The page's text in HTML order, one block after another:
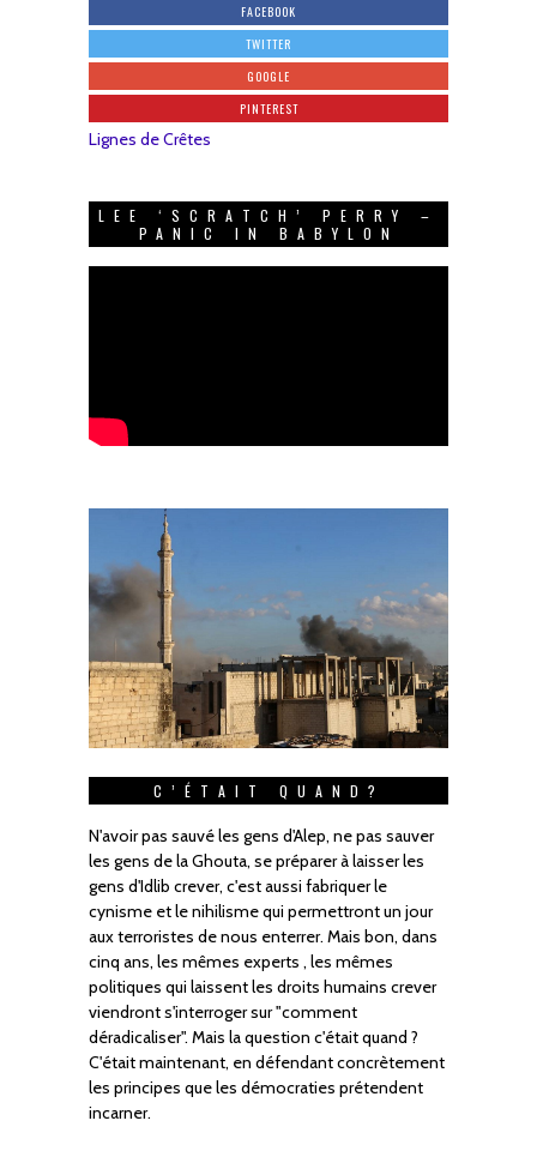
FACEBOOK
TWITTER
GOOGLE
PINTEREST
Lignes de Crêtes
LEE ‘SCRATCH’ PERRY –
PANIC IN BABYLON
C’ÉTAIT QUAND?
N'avoir pas sauvé les gens d'Alep, ne pas sauver
les gens de la Ghouta, se préparer à laisser les
gens d'Idlib crever, c'est aussi fabriquer le
cynisme et le nihilisme qui permettront un jour
aux terroristes de nous enterrer. Mais bon, dans
cinq ans, les mêmes experts , les mêmes
politiques qui laissent les droits humains crever
viendront s'interroger sur "comment
déradicaliser". Mais la question c'était quand ?
C'était maintenant, en défendant concrètement
les principes que les démocraties prétendent
incarner.